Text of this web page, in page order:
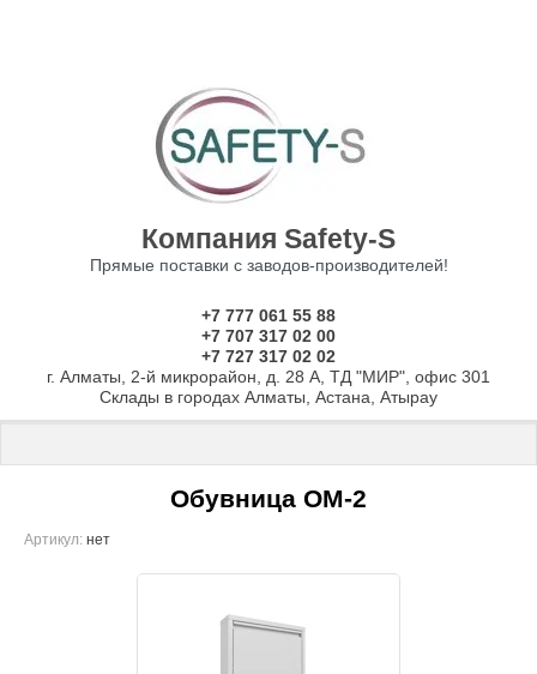
Компания Safety-S
Прямые поставки с заводов-производителей!
+7 777 061 55 88
+7 707 317 02 00
+7 727 317 02 02
г. Алматы, 2-й микрорайон, д. 28 А, ТД "МИР", офис 301
Склады в городах Алматы, Астана, Атырау
Обувницы
Обувница ОМ-2
Артикул: нет